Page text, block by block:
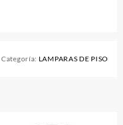
Categoría: LAMPARAS DE PISO